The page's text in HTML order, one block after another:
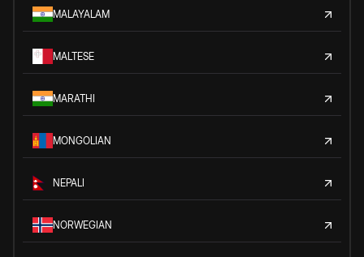
MALAYALAM
MALTESE
MARATHI
MONGOLIAN
NEPALI
NORWEGIAN